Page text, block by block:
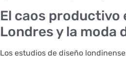
El caos productivo
Londres y la moda
Los estudios de diseño